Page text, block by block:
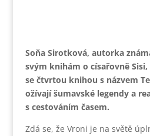
Soňa Sirotková, autorka
svým knihám o císařovně
se čtvrtou knihou s názvem
ožívají šumavské legendy a
s cestováním časem.
Zdá se, že Vroni je na světě